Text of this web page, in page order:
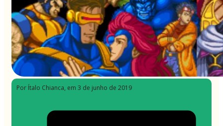
Por Ítalo Chianca, em 3 de junho de 2019